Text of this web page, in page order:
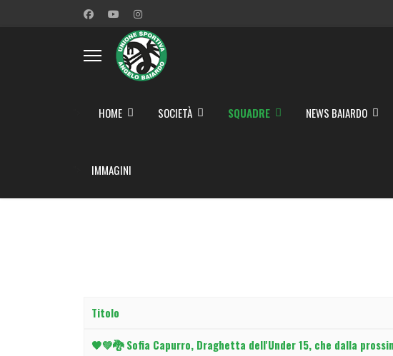
HOME SOCIETÀ SQUADRE NEWS BAIARDO
IMMAGINI
Titolo
🖤💚🐉 Sofia Capurro, Draghetta dell'Under 15, che dalla